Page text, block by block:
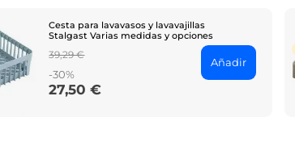
Cesta para lavavasos y lavavajillas
Stalgast Varias medidas y opciones
Regular
price
39,29 €
-30%
Price
27,50 €
Añadir